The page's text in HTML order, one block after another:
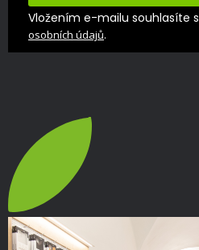
Vložením e-mailu souhlasíte s
osobních údajů.